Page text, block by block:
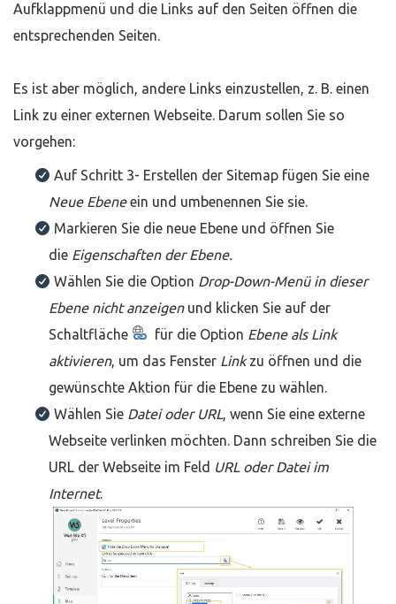
Aufklappmenü und die Links auf den Seiten öffnen die
entsprechenden Seiten.
Es ist aber möglich, andere Links einzustellen, z. B. einen
Link zu einer externen Webseite. Darum sollen Sie so
vorgehen:
Auf Schritt 3- Erstellen der Sitemap fügen Sie eine
Neue Ebeneein und umbenennen Sie sie.
Markieren Sie die neue Ebene und öffnen Sie
die Eigenschaften der Ebene.
Wählen Sie die Option Drop-Down-Menü in dieser
Ebene nicht anzeigen und klicken Sie auf der
Schaltfläche
für die Option Ebene als Link
aktivieren, um das Fenster Linkzu öffnen und die
gewünschte Aktion für die Ebene zu wählen.
Wählen Sie Datei oder URL, wenn Sie eine externe
Webseite verlinken möchten. Dann schreiben Sie die
URL der Webseite im Feld URL oder Datei im
Internet.